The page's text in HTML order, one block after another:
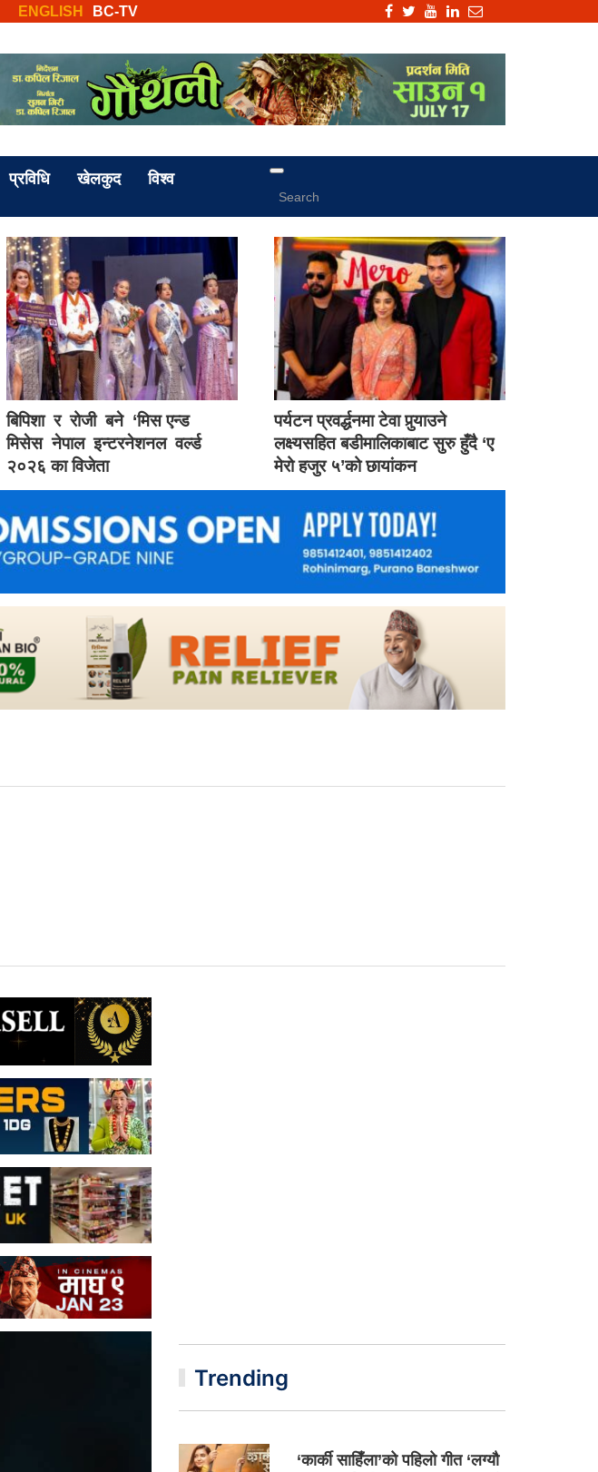
BC-TV
ENGLISH
प्रविधि खेलकुद विश्व
बिपिशा र रोजी बने ‘मिस एन्ड
मिसेस नेपाल इन्टरनेशनल वर्ल्ड
२०२६ का विजेता
पर्यटन प्रवर्द्धनमा टेवा पुर्‍याउने
लक्ष्यसहित बडीमालिकाबाट सुरु हुँदै ‘ए
मेरो हजुर ५’को छायांकन
Trending
‘कार्की साहिँला’को पहिलो गीत ‘लग्यौ